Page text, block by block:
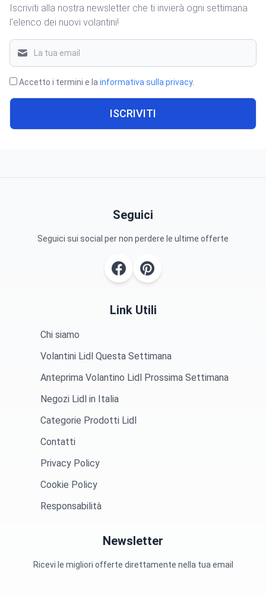
Iscriviti alla nostra newsletter che ti invierà ogni settimana
l'elenco dei nuovi volantini!
Accetto i termini e la informativa sulla privacy.
ISCRIVITI
Seguici
Seguici sui social per non perdere le ultime offerte
Link Utili
Chi siamo
Volantini Lidl Questa Settimana
Anteprima Volantino Lidl Prossima Settimana
Negozi Lidl in Italia
Categorie Prodotti Lidl
Contatti
Privacy Policy
Cookie Policy
Responsabilità
Newsletter
Ricevi le migliori offerte direttamente nella tua email